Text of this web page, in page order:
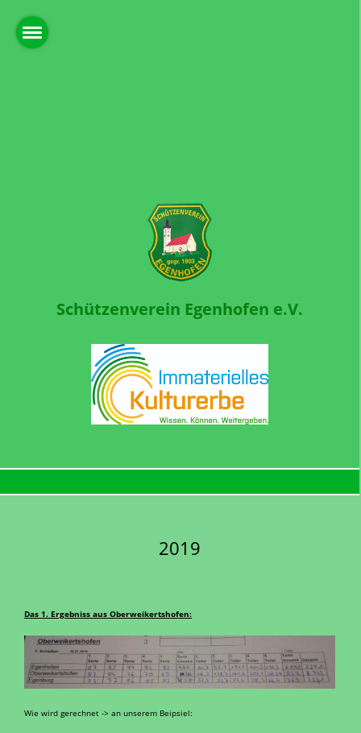
Schützenverein Egenhofen e.V.
2019
Das 1. Ergebniss aus Oberweikertshofen:
Wie wird gerechnet -> an unserem Beipsiel: